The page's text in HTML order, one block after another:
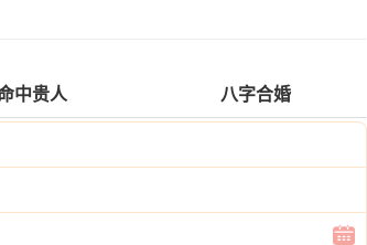
中贵人 八字合婚